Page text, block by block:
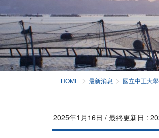
HOME 最新消息 國立中正大
2025年1月16日 / 最終更新日 :